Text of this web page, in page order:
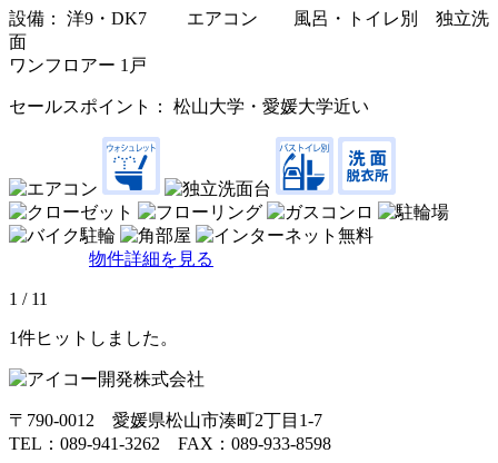
設備： 洋9・DK7 エアコン 風呂・トイレ別 独立洗
面
ワンフロアー 1戸
セールスポイント： 松山大学・愛媛大学近い
物件詳細を見る
1 / 11
1件ヒットしました。
〒790-0012 愛媛県松山市湊町2丁目1-7
TEL：089-941-3262 FAX：089-933-8598